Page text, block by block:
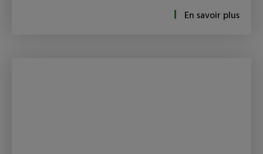
En savoir plus